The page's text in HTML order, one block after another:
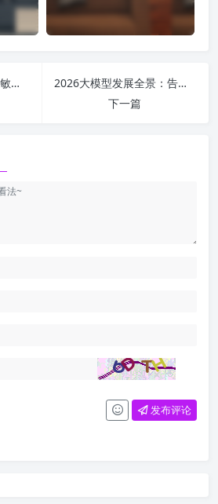
超启能恩、肽敏舒、恩敏舒怎么选？敏宝三款王牌奶粉彻底讲清✨
2026大模型发展全景：告别野蛮生长，进入精耕落地的智能新时代
下一篇
发布评论